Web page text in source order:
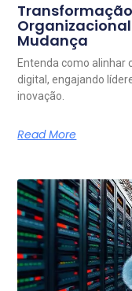
Mudança
Entenda como
digital, engajando
inovação.
Read More